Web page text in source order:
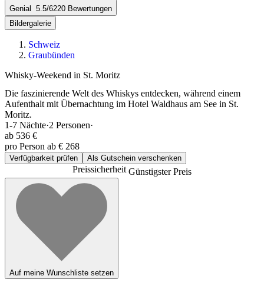
Genial 5.5/6220 Bewertungen
Bildergalerie
Schweiz
Graubünden
Whisky-Weekend in St. Moritz
Die faszinierende Welt des Whiskys entdecken, während einem
Aufenthalt mit Übernachtung im Hotel Waldhaus am See in St.
Moritz.
1-7 Nächte·2 Personen·
ab 536 €
pro Person ab € 268
Verfügbarkeit prüfen Als Gutschein verschenken
PreissicherheitGünstigster Preis
Auf meine Wunschliste setzen